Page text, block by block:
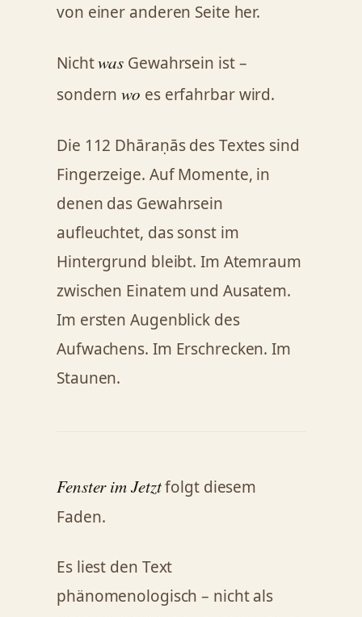
von einer anderen Seite her.
Nichtwas Gewahrsein ist –
sondernwo es erfahrbar wird.
Die 112 Dhāraṇās des Textes sind
Fingerzeige. Auf Momente, in
denen das Gewahrsein
aufleuchtet, das sonst im
Hintergrund bleibt. Im Atemraum
zwischen Einatem und Ausatem.
Im ersten Augenblick des
Aufwachens. Im Erschrecken. Im
Staunen.
Fenster im Jetztfolgt diesem
Faden.
Es liest den Text
phänomenologisch – nicht als